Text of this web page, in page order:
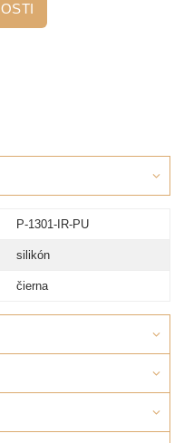
P-1301-IR-PU
silikón
čierna